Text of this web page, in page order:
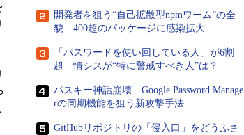
開発者を狙う“自己拡散型npmワーム”の全
貌 400超のパッケージに感染拡大
「パスワードを使い回している人」が6割
超 情シスが“特に警戒すべき人”は？
パスキー神話崩壊 Google Password Manage
rの同期機能を狙う新攻撃手法
GitHubリポジトリの「侵入口」をどうふさ